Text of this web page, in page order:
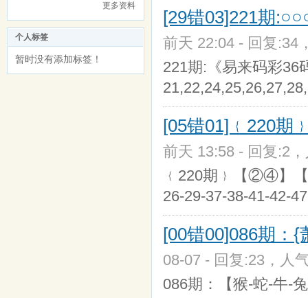
更多资料
个人标签
暂时没有添加标签！
[29错03]221期
前天 22:04 - 回复:34
221期:《易来码彩36
[05错01]﹛220
前天 13:58 - 回复:2
﹛220期﹜【②④】【
26-29-37-38-41-42-
[00错00]086期
08-07 - 回复:23，人
086期：【猴-蛇-牛-